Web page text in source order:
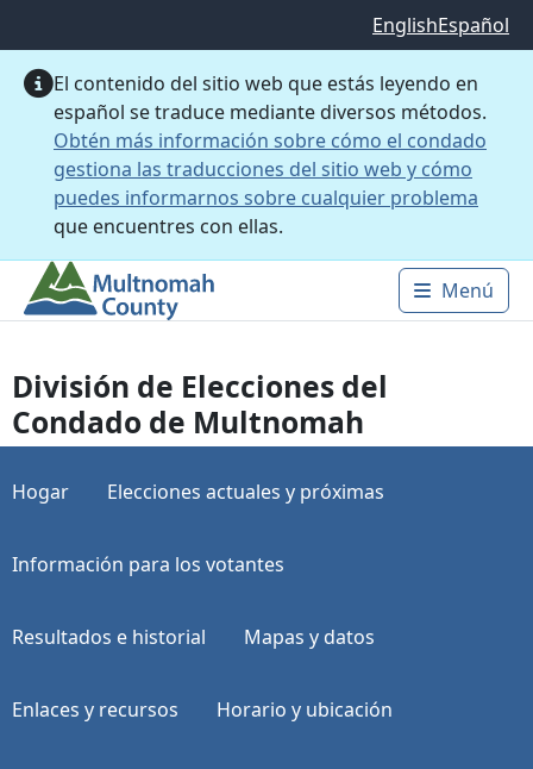
EnglishEspañol
El contenido del sitio web que estás leyendo en
español se traduce mediante diversos métodos.
Obtén más información sobre cómo el condado
gestiona las traducciones del sitio web y cómo
puedes informarnos sobre cualquier problema
que encuentres con ellas.
Main
Menú
División de Elecciones del
Condado de Multnomah
Hogar Elecciones actuales y próximas
Información para los votantes
Resultados e historial Mapas y datos
Enlaces y recursos Horario y ubicación